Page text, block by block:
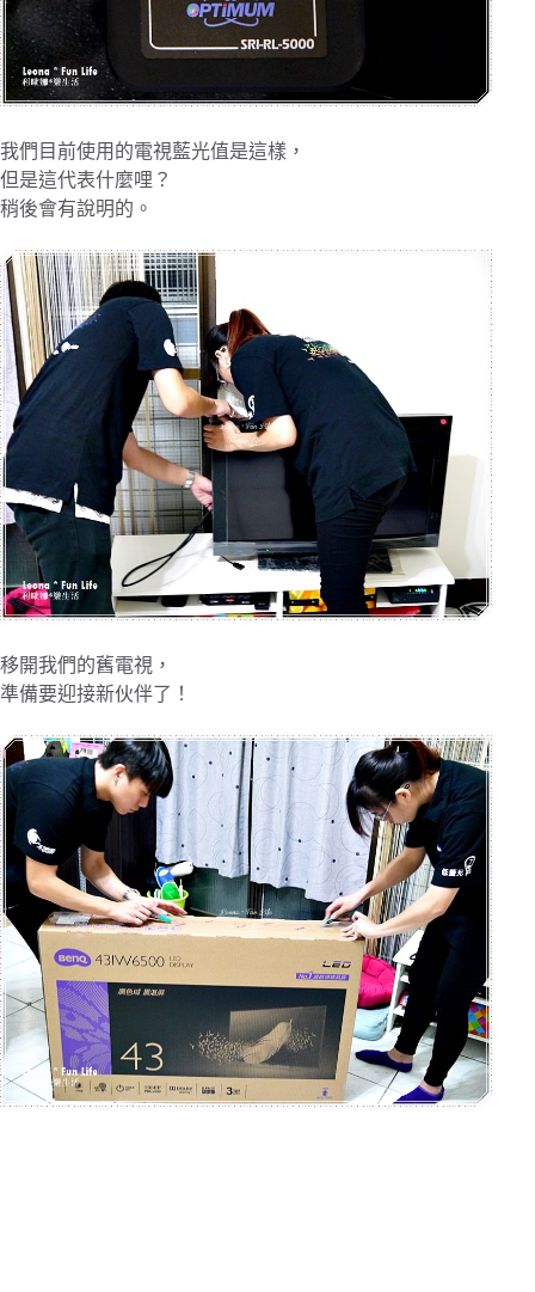
我們目前使用的電視藍光值是這樣，
但是這代表什麼哩？
稍後會有說明的。
移開我們的舊電視，
準備要迎接新伙伴了！